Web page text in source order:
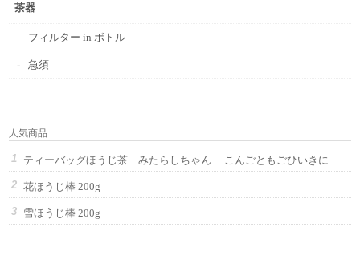
茶器
フィルター in ボトル
急須
人気商品
ティーバッグほうじ茶 みたらしちゃん こんごともごひいきに
花ほうじ棒 200g
雪ほうじ棒 200g